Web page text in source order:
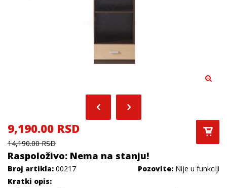
9,190.00 RSD
14,190.00 RSD
Raspoloživo: Nema na stanju!
Broj artikla: 00217 Pozovite: Nije u funkciji
Kratki opis: